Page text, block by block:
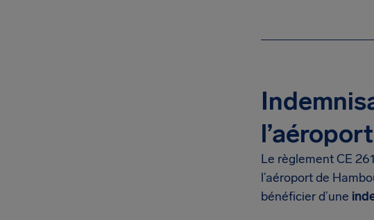
Le règlement CE
l’aéroport de
bénéficier d’une